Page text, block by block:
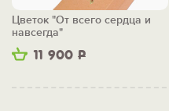
11 900 Р
Цветок "От всего сердца и
навсегда"